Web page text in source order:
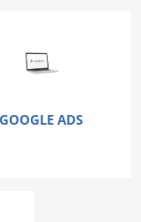
GOOGLE ADS